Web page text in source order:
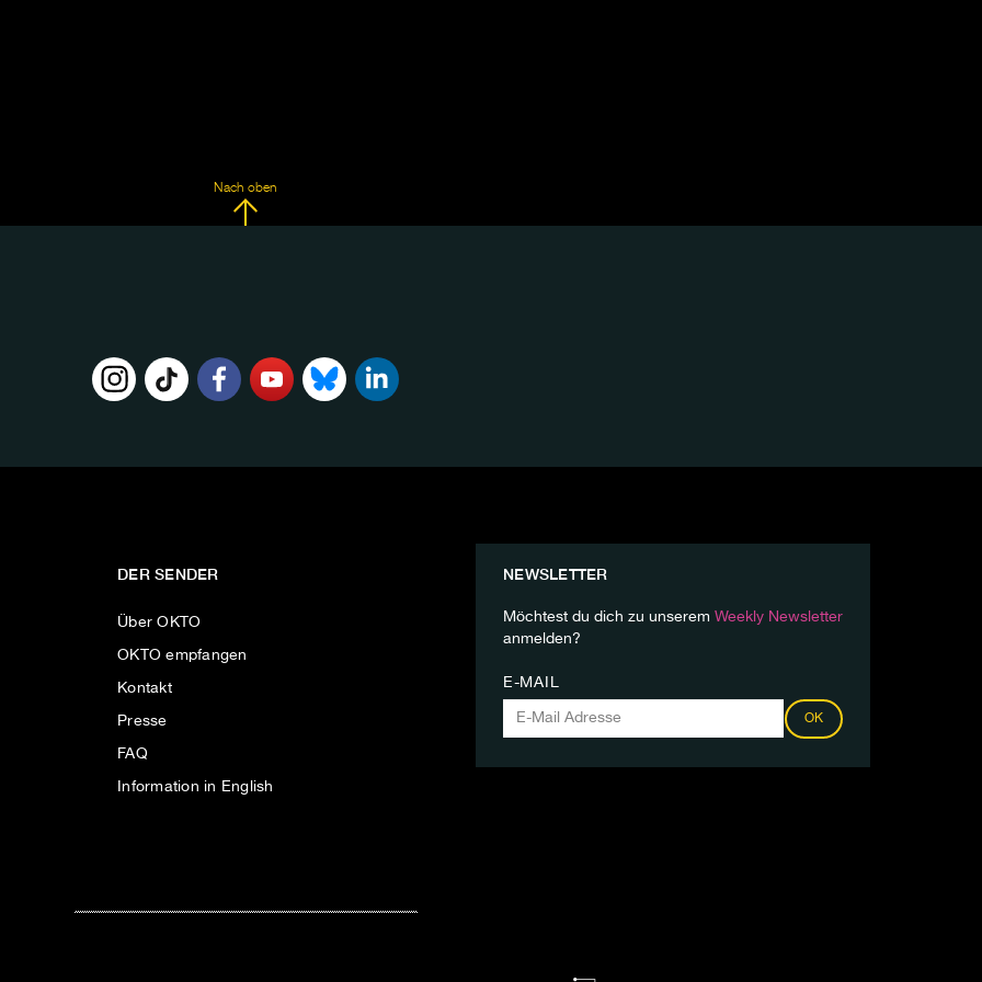
Nach oben
DER SENDER
Über OKTO
OKTO empfangen
Kontakt
Presse
FAQ
Information in English
NEWSLETTER
Möchtest du dich zu unserem Weekly Newsletter
anmelden?
E-MAIL
OK